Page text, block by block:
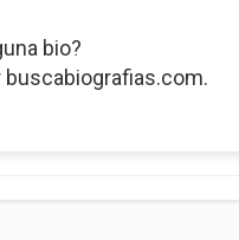
bio?
buscabiografias.com.